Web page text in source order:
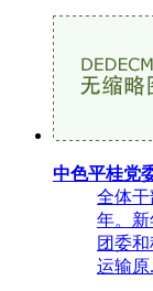
中色平桂党
全体
年。新
团委
运输原